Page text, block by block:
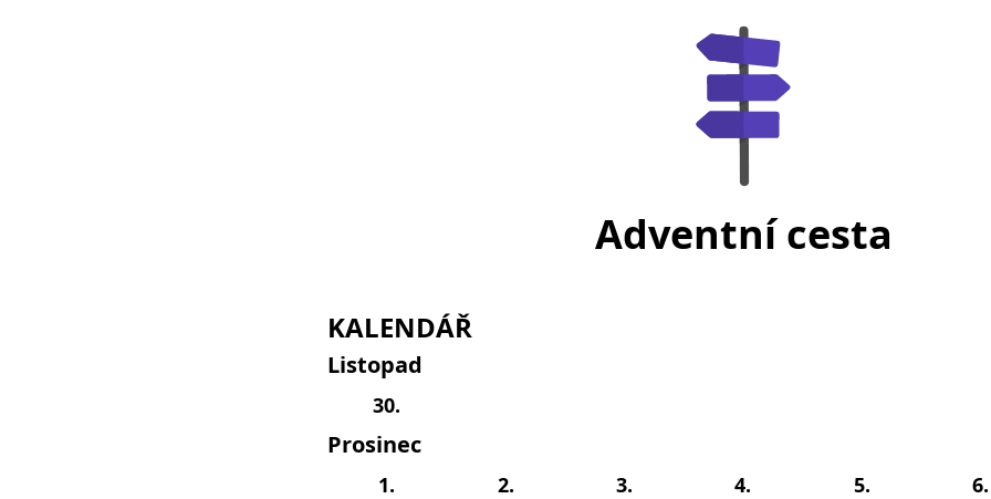
Adventní cesta
KALENDÁŘ
Listopad
30.
Prosinec
1. 2. 3. 4. 5. 6.